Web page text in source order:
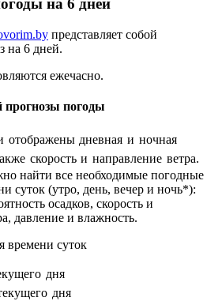
на 6 дней
представляет собой
на 6 дней.
ежечасно.
погоды
отображены дневная и ночная
скорость и направление ветра.
найти все необходимые погодные
суток (утро, день, вечер и ночь*):
осадков, скорость и
давление и влажность.
времени суток
дня
дня